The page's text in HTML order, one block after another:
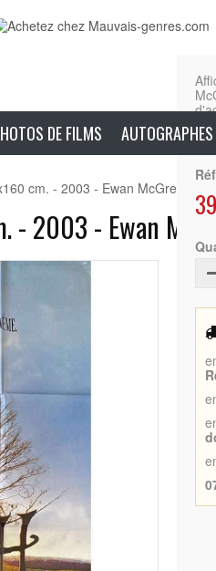
DE FILMS AUTOGRAPHES
cm. - 2003 - Ewan McGregor,
2003 - Ewan